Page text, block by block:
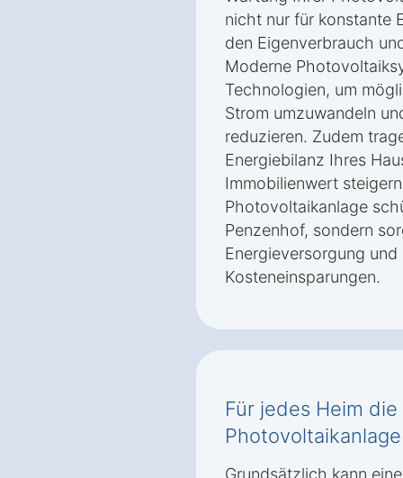
nicht nur für konstante
den Eigenverbrauch
Moderne
Technologien, um
Strom umzuwandeln
reduzieren. Zudem
Energiebilanz Ihres
Immobilienwert
Photovoltaikanlage
Penzenhof, sondern
Energieversorgung
Kosteneinsparungen.
Für jedes Heim
Grundsätzlich kann